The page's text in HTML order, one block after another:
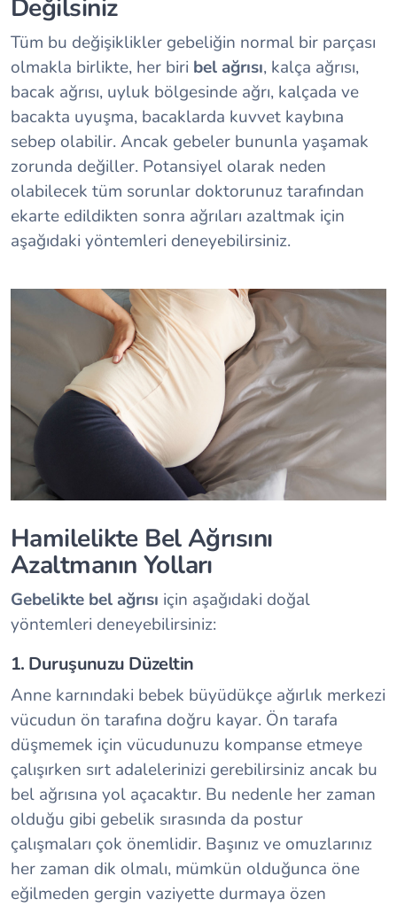
Değilsiniz
Tüm bu değişiklikler gebeliğin normal bir parçası
olmakla birlikte, her biri bel ağrısı, kalça ağrısı,
bacak ağrısı, uyluk bölgesinde ağrı, kalçada ve
bacakta uyuşma, bacaklarda kuvvet kaybına
sebep olabilir. Ancak gebeler bununla yaşamak
zorunda değiller. Potansiyel olarak neden
olabilecek tüm sorunlar doktorunuz tarafından
ekarte edildikten sonra ağrıları azaltmak için
aşağıdaki yöntemleri deneyebilirsiniz.
Hamilelikte Bel Ağrısını
Azaltmanın Yolları
Gebelikte bel ağrısı için aşağıdaki doğal
yöntemleri deneyebilirsiniz:
1. Duruşunuzu Düzeltin
Anne karnındaki bebek büyüdükçe ağırlık merkezi
vücudun ön tarafına doğru kayar. Ön tarafa
düşmemek için vücudunuzu kompanse etmeye
çalışırken sırt adalelerinizi gerebilirsiniz ancak bu
bel ağrısına yol açacaktır. Bu nedenle her zaman
olduğu gibi gebelik sırasında da postur
çalışmaları çok önemlidir. Başınız ve omuzlarınız
her zaman dik olmalı, mümkün olduğunca öne
eğilmeden gergin vaziyette durmaya özen